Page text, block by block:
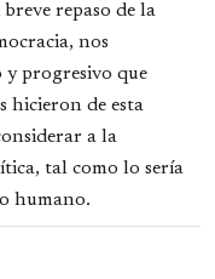
repaso de la
nos
y progresivo que
hicieron de esta
a la
tal como lo sería
humano.